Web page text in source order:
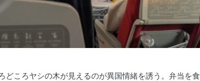
ころヤシの木が見えるのが異国情緒を誘う。弁当を食